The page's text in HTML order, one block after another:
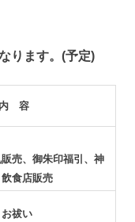
ります。(予定)
内 容
売、御朱印福引、神
食店販売
祓い